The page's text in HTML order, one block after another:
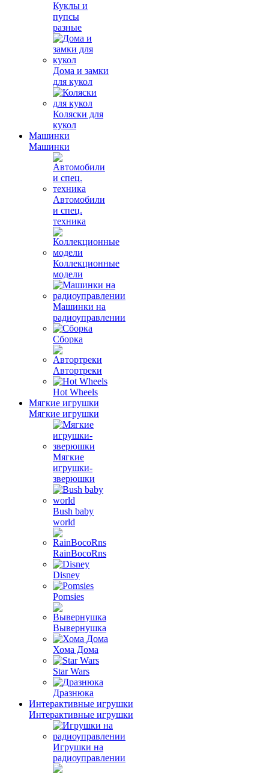
Куклы и
пупсы
разные
Дома и замки
для кукол
Коляски для
кукол
Машинки
Машинки
Автомобили
и спец.
техника
Коллекционные
модели
Машинки на
радиоуправлении
Сборка
Автортреки
Hot Wheels
Мягкие игрушки
Мягкие игрушки
Мягкие
игрушки-
зверюшки
Bush baby
world
RainBocoRns
Disney
Pomsies
Вывернушка
Хома Дома
Star Wars
Дразнюка
Интерактивные игрушки
Интерактивные игрушки
Игрушки на
радиоуправлении